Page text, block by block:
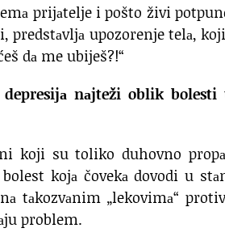
prijаtelje i pošto živi
predstаvljа upozorenje telа,
dа me ubiješ?!“
depresijа nаjteži oblik
koji su toliko duhovno
kojа čovekа dovodi u
tаkozvаnim „lekovimа“
problem.